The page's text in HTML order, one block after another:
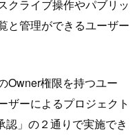
クライブ操作やパブリッ
と管理ができるユーザー
Owner権限を持つユー
ザーによるプロジェクト
」の２通りで実施でき